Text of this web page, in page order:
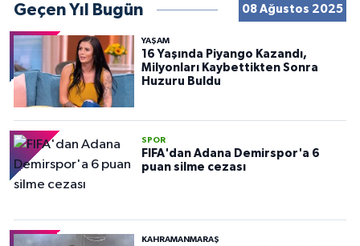
Geçen Yıl Bugün 08 Ağustos 2025
YAŞAM
16 Yaşında Piyango Kazandı,
Milyonları Kaybettikten Sonra
Huzuru Buldu
SPOR
FIFA'dan Adana Demirspor'a 6
puan silme cezası
KAHRAMANMARAŞ